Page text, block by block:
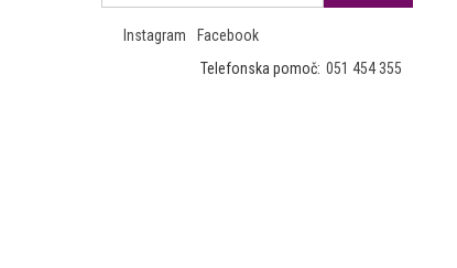
Instagram
Facebook
Telefonska pomoč: 051 454 355